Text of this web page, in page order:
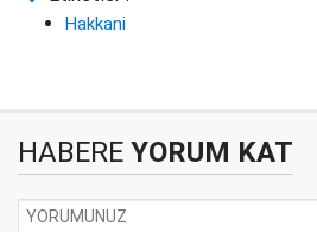
Hakkani
HABERE YORUM KAT